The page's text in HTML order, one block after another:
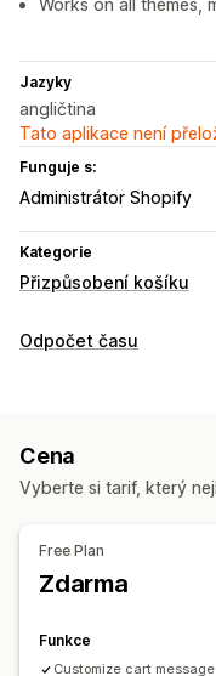
Works on all themes,
Jazyky
angličtina
Tato aplikace není
Funguje s:
Administrátor Shopify
Kategorie
Přizpůsobení košíku
Zobrazení košíku
Odpočet času
Oznamovací lišta
Denní výhodné nabídky
Cena
Vyberte si tarif, který
Free Plan
Zdarma
Funkce
Customize cart message